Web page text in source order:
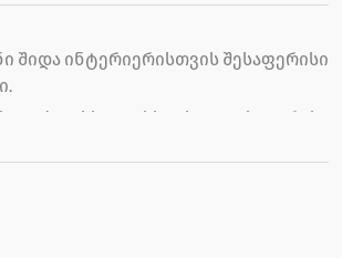
შიდა ინტერიერისთვის შესაფერისი
სხვადასხვა სტილის, ფერის ,
რომლებიც უფრო
გახდის თქვენს ინტერიერს, იქნება